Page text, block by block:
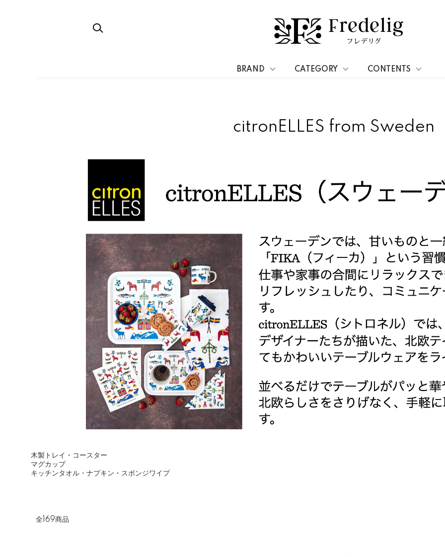
BRAND CATEGORY CONTENTS
citronELLES from Sweden
グループ一覧
木製トレイ・コースター
マグカップ
キッチンタオル・ナプキン・スポンジワイプ
全169商品